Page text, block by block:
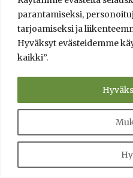
parantamiseksi,
tarjoamiseksi ja
Hyväksyt evästeidemme
kaikki”.
Kaiken kaikkiaan olin
tyytyväinen siihen,
myös puukiuas, jonka
olennaisesti
Puukiukaan
perusteet